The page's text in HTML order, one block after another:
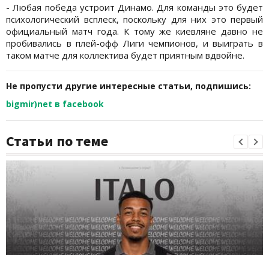
- Любая победа устроит Динамо. Для команды это будет
психологический всплеск, поскольку для них это первый
официальный матч года. К тому же киевляне давно не
пробивались в плей-офф Лиги чемпионов, и выиграть в
таком матче для коллектива будет приятным вдвойне.
Не пропусти другие интересные статьи, подпишись:
bigmir)net в facebook
Статьи по теме